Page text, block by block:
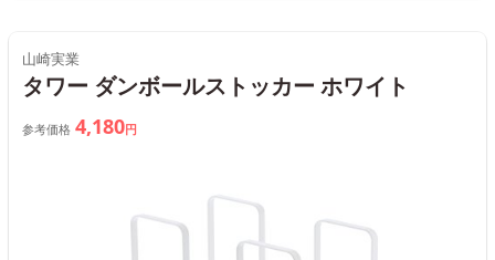
山崎実業
タワー ダンボールストッカー ホワイト
参考価格 4,180円